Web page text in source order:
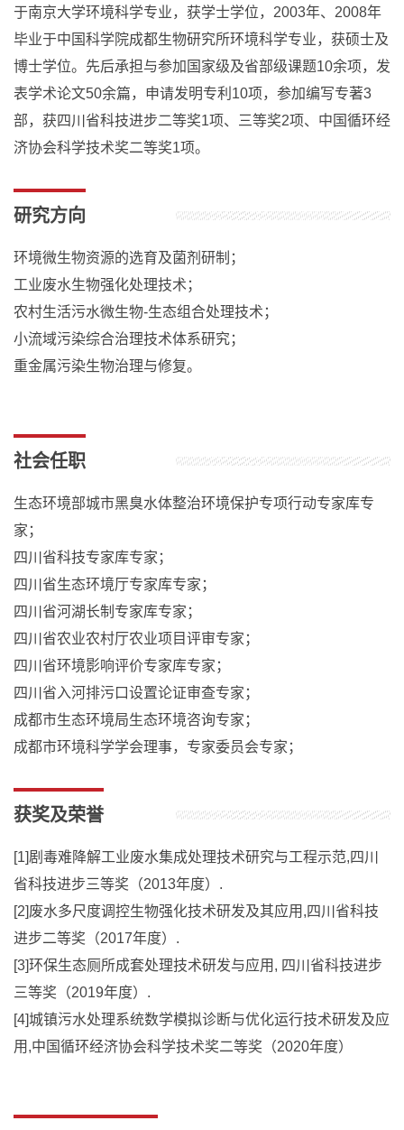
于南京大学环境科学专业，获学士学位，2003年、2008年
毕业于中国科学院成都生物研究所环境科学专业，获硕士及
博士学位。先后承担与参加国家级及省部级课题10余项，发
表学术论文50余篇，申请发明专利10项，参加编写专著3
部，获四川省科技进步二等奖1项、三等奖2项、中国循环经
济协会科学技术奖二等奖1项。
研究方向
环境微生物资源的选育及菌剂研制；
工业废水生物强化处理技术；
农村生活污水微生物-生态组合处理技术；
小流域污染综合治理技术体系研究；
重金属污染生物治理与修复。
社会任职
生态环境部城市黑臭水体整治环境保护专项行动专家库专
家；
四川省科技专家库专家；
四川省生态环境厅专家库专家；
四川省河湖长制专家库专家；
四川省农业农村厅农业项目评审专家；
四川省环境影响评价专家库专家；
四川省入河排污口设置论证审查专家；
成都市生态环境局生态环境咨询专家；
成都市环境科学学会理事，专家委员会专家；
获奖及荣誉
[1]剧毒难降解工业废水集成处理技术研究与工程示范,四川
省科技进步三等奖（2013年度）.
[2]废水多尺度调控生物强化技术研发及其应用,四川省科技
进步二等奖（2017年度）.
[3]环保生态厕所成套处理技术研发与应用, 四川省科技进步
三等奖（2019年度）.
[4]城镇污水处理系统数学模拟诊断与优化运行技术研发及应
用,中国循环经济协会科学技术奖二等奖（2020年度）